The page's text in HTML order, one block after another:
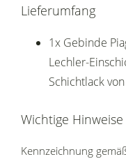
Lieferumfang
1x Gebinde
Lechler-
Schichtlack
Wichtige Hinweise
Kennzeichnung